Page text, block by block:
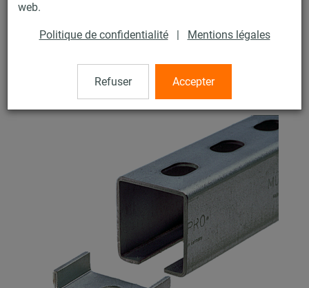
web.
Politique de confidentialité | Mentions légales
Refuser Accepter
Plaque de verrouillage MPC
19 / 63
Plaque de verrouillage MPC